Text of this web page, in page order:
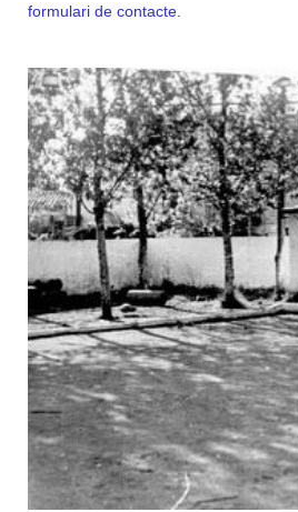
formulari de contacte